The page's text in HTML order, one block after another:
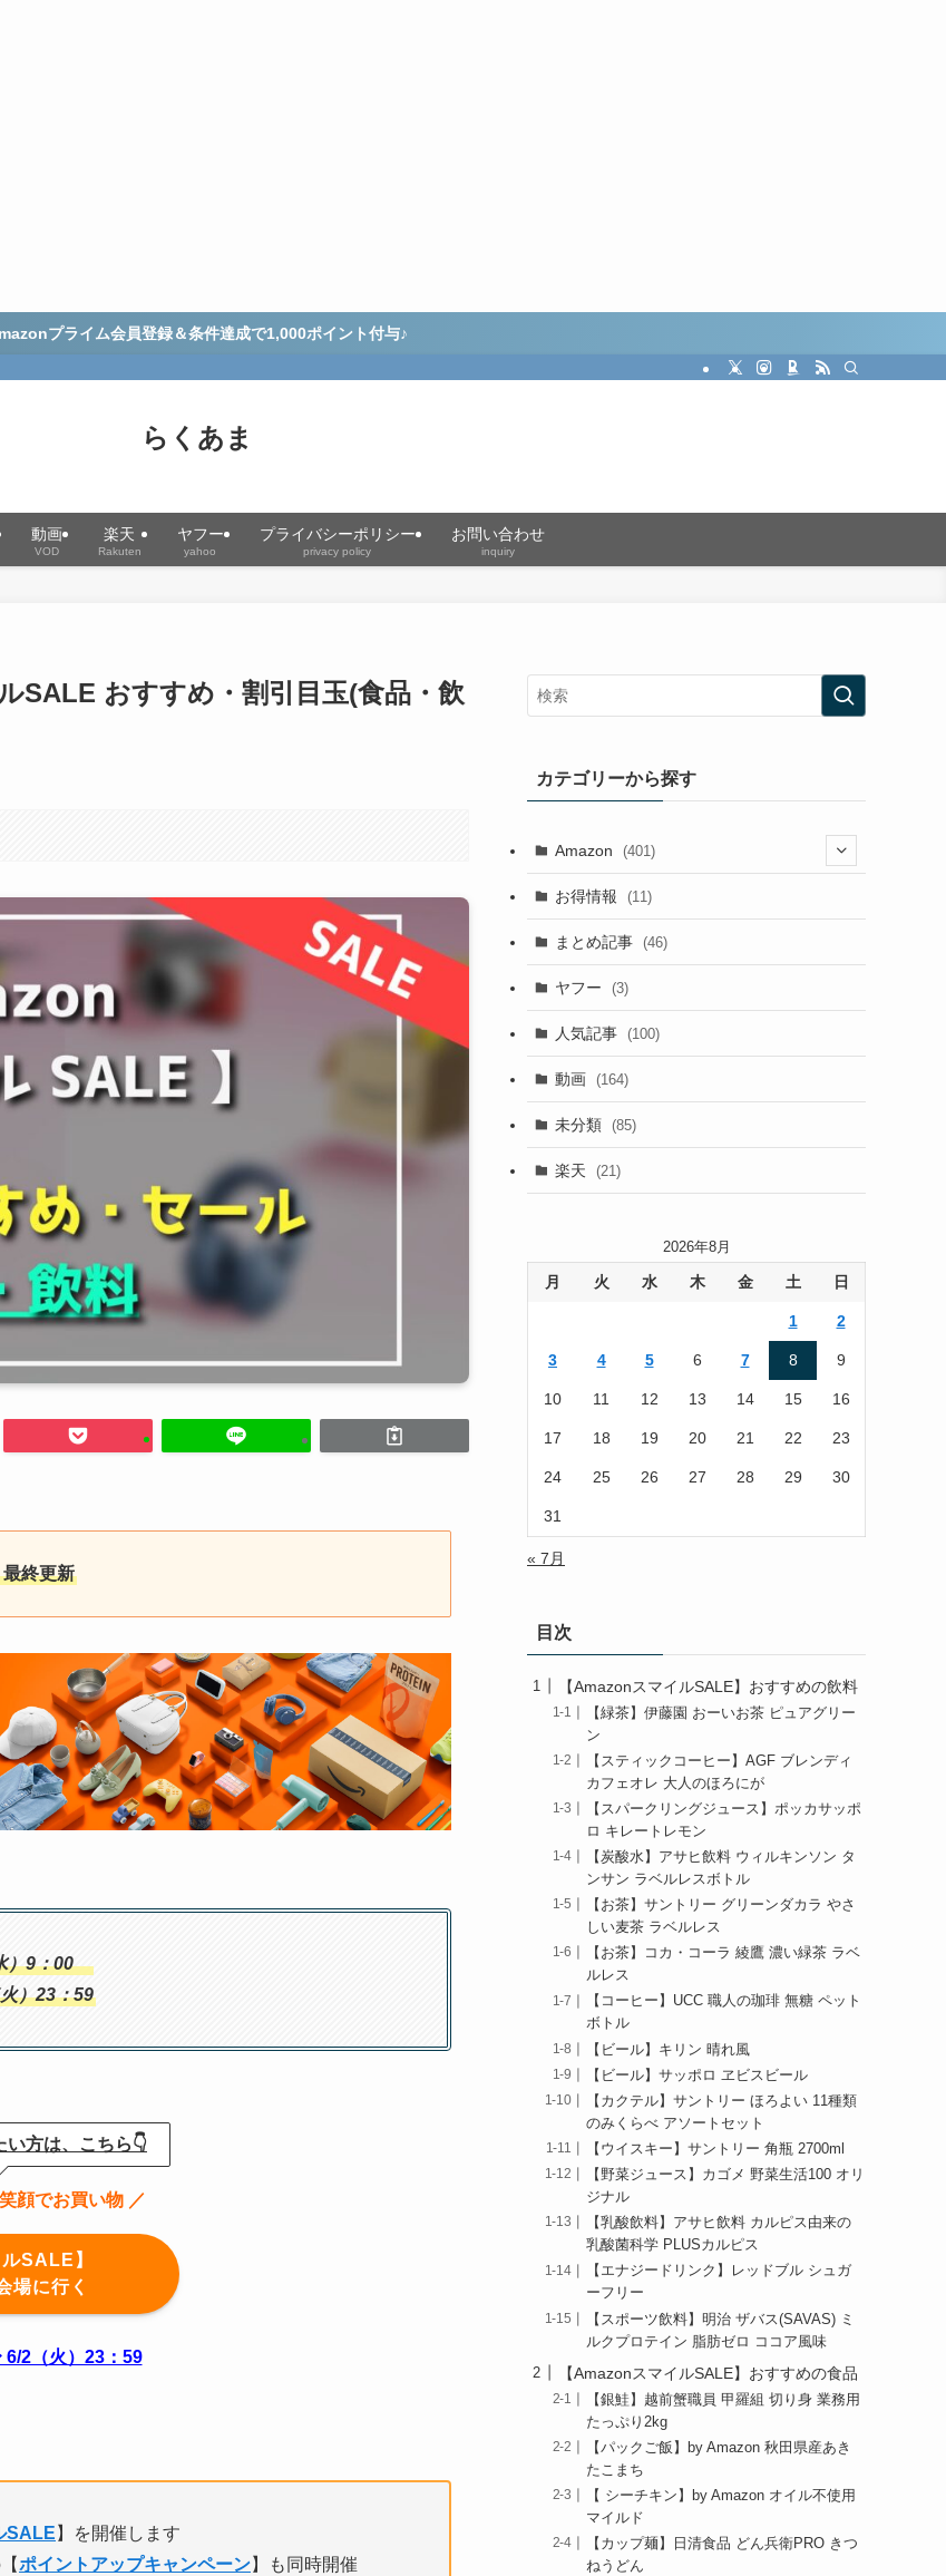
プライム会員登録＆条件達成で1,000ポイント付与♪
らくあま
動画
VOD
楽天
Rakuten
ヤフー
yahoo
プライバシーポリシー
privacy policy
お問い合わせ
inquiry
SALE おすすめ・割引目玉(食品・飲
終更新
）9：00
）23：59
い方は、こちら👇
顔でお買い物 ／
ルSALE】
場に行く
6/2（火）23：59
SALE 】を開催します
ポイントアップキャンペーン】も同時開催
カテゴリーから探す
Amazon (401)
(105)
(186)
お得情報 (11)
まとめ記事 (46)
ヤフー (3)
人気記事 (100)
動画 (164)
未分類 (85)
楽天 (21)
2026年8月
月 火 水 木 金 土 日
1 2
3 4 5 6 7 8 9
10 11 12 13 14 15 16
17 18 19 20 21 22 23
24 25 26 27 28 29 30
31
« 7月
目次
【AmazonスマイルSALE】おすすめの飲料
【緑茶】伊藤園 おーいお茶 ピュアグリー
ン
【スティックコーヒー】AGF ブレンディ
カフェオレ 大人のほろにが
【スパークリングジュース】ポッカサッポ
ロ キレートレモン
【炭酸水】アサヒ飲料 ウィルキンソン タ
ンサン ラベルレスボトル
【お茶】サントリー グリーンダカラ やさ
しい麦茶 ラベルレス
【お茶】コカ・コーラ 綾鷹 濃い緑茶 ラベ
ルレス
【コーヒー】UCC 職人の珈琲 無糖 ペット
ボトル
【ビール】キリン 晴れ風
【ビール】サッポロ ヱビスビール
【カクテル】サントリー ほろよい 11種類
のみくらべ アソートセット
【ウイスキー】サントリー 角瓶 2700ml
【野菜ジュース】カゴメ 野菜生活100 オリ
ジナル
【乳酸飲料】アサヒ飲料 カルピス由来の
乳酸菌科学 PLUSカルピス
【エナジードリンク】レッドブル シュガ
ーフリー
【スポーツ飲料】明治 ザバス(SAVAS) ミ
ルクプロテイン 脂肪ゼロ ココア風味
【AmazonスマイルSALE】おすすめの食品
【銀鮭】越前蟹職員 甲羅組 切り身 業務用
たっぷり2kg
【パックご飯】by Amazon 秋田県産あき
たこまち
【 シーチキン】by Amazon オイル不使用
マイルド
【カップ麺】日清食品 どん兵衛PRO きつ
ねうどん